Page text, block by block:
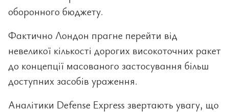
оборонного бюджету.
Фактично Лондон прагне перейти від
невеликої кількості дорогих високоточних ракет
до концепції масованого застосування більш
доступних засобів ураження.
Аналітики Defense Express звертають увагу, що